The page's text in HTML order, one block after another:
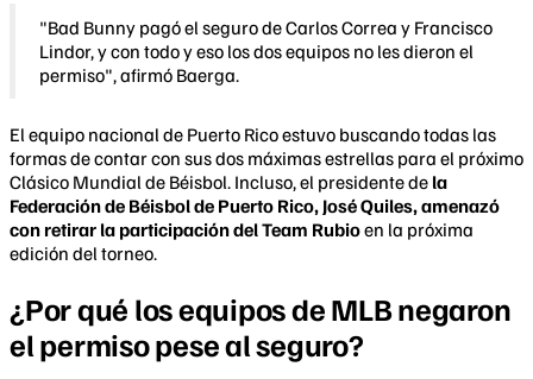
"Bad Bunny pagó el seguro de Carlos Correa y Francisco
Lindor, y con todo y eso los dos equipos no les dieron el
permiso", afirmó Baerga.
El equipo nacional de Puerto Rico estuvo buscando todas las
formas de contar con sus dos máximas estrellas para el próximo
Clásico Mundial de Béisbol. Incluso, el presidente de la
Federación de Béisbol de Puerto Rico, José Quiles, amenazó
con retirar la participación del Team Rubioen la próxima
edición del torneo.
¿Por qué los equipos de MLB negaron
el permiso pese al seguro?